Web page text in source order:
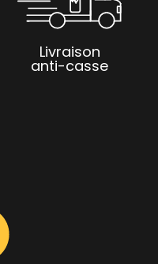
Livraison
anti-casse